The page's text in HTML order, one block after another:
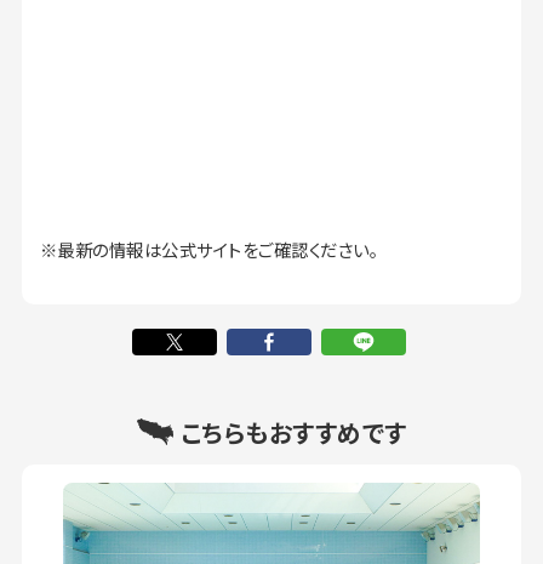
※最新の情報は公式サイトをご確認ください。
こちらもおすすめです